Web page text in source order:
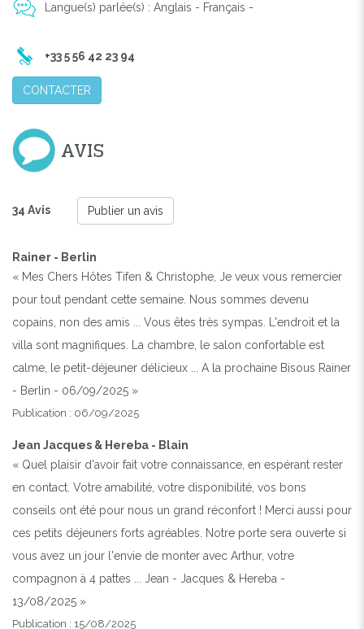
Langue(s) parlée(s) : Anglais - Français -
+33 5 56 42 23 94
CONTACTER
AVIS
34 Avis Publier un avis
Rainer - Berlin
« Mes Chers Hôtes Tifen & Christophe, Je veux vous remercier
pour tout pendant cette semaine. Nous sommes devenu
copains, non des amis ... Vous êtes très sympas. L'endroit et la
villa sont magnifiques. La chambre, le salon confortable est
calme, le petit-déjeuner délicieux ... A la prochaine Bisous Rainer
- Berlin - 06/09/2025 »
Publication : 06/09/2025
Jean Jacques & Hereba - Blain
« Quel plaisir d'avoir fait votre connaissance, en espérant rester
en contact. Votre amabilité, votre disponibilité, vos bons
conseils ont été pour nous un grand réconfort ! Merci aussi pour
ces petits déjeuners forts agréables. Notre porte sera ouverte si
vous avez un jour l'envie de monter avec Arthur, votre
compagnon à 4 pattes ... Jean - Jacques & Hereba -
13/08/2025 »
Publication : 15/08/2025